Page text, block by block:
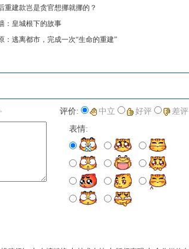
重建款岂是贪官想挪就挪的？
：皇城根下的故事
：逃离都市，完成一次“生命的重建”
评价: 中立 好评
差评
表情: